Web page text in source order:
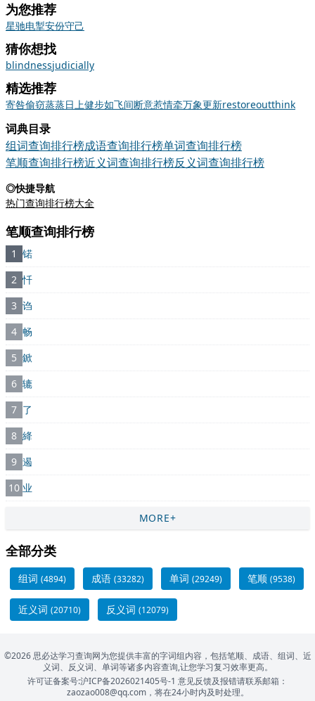
为您推荐
星驰电掣安份守己
猜你想找
blindnessjudicially
精选推荐
寄咎偷窃蒸蒸日上健步如飞间断意惹情牵万象更新restoreoutthink
词典目录
组词查询排行榜成语查询排行榜单词查询排行榜
笔顺查询排行榜近义词查询排行榜反义词查询排行榜
◎快捷导航
热门查询排行榜大全
笔顺查询排行榜
1 锘
2 忏
3 诌
4 畅
5 鍁
6 辘
7 了
8 絳
9 遏
10 业
MORE+
全部分类
组词 (4894) 成语 (33282) 单词 (29249) 笔顺 (9538)
近义词 (20710) 反义词 (12079)
©2026 思必达学习查询网为您提供丰富的字词组内容，包括笔顺、成语、组词、近
义词、反义词、单词等诸多内容查询,让您学习复习效率更高。
许可证备案号:沪ICP备2026021405号-1 意见反馈及报错请联系邮箱：
zaozao008@qq.com，将在24小时内及时处理。